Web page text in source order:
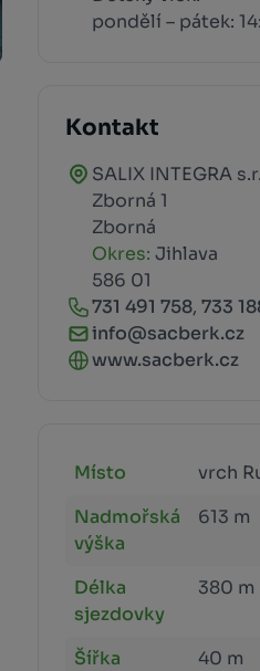
pondělí – pátek:
Kontakt
SALIX INTEGRA
Zborná 1
Zborná
Okres: Jihlava
586 01
731 491 758, 733
info@sacberk.cz
www.sacberk.cz
Místo
vrch
Nadmořská
výška
613 m
Délka
sjezdovky
380 m
Šířka
40 m